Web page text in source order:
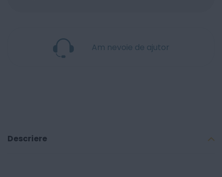
Am nevoie de ajutor
Descriere